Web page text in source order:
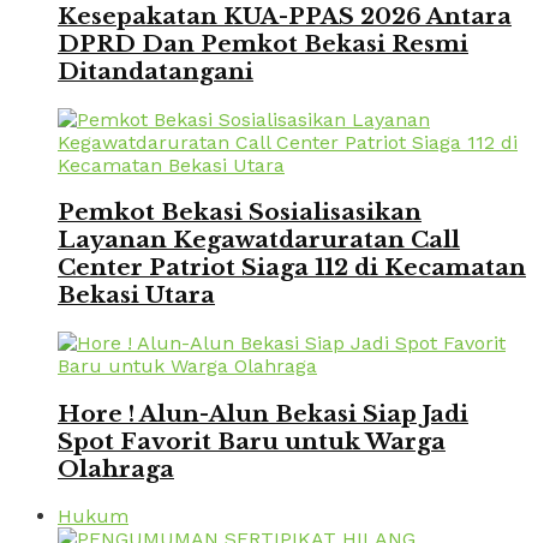
Kesepakatan KUA-PPAS 2026 Antara
DPRD Dan Pemkot Bekasi Resmi
Ditandatangani
Pemkot Bekasi Sosialisasikan
Layanan Kegawatdaruratan Call
Center Patriot Siaga 112 di Kecamatan
Bekasi Utara
Hore ! Alun-Alun Bekasi Siap Jadi
Spot Favorit Baru untuk Warga
Olahraga
Hukum